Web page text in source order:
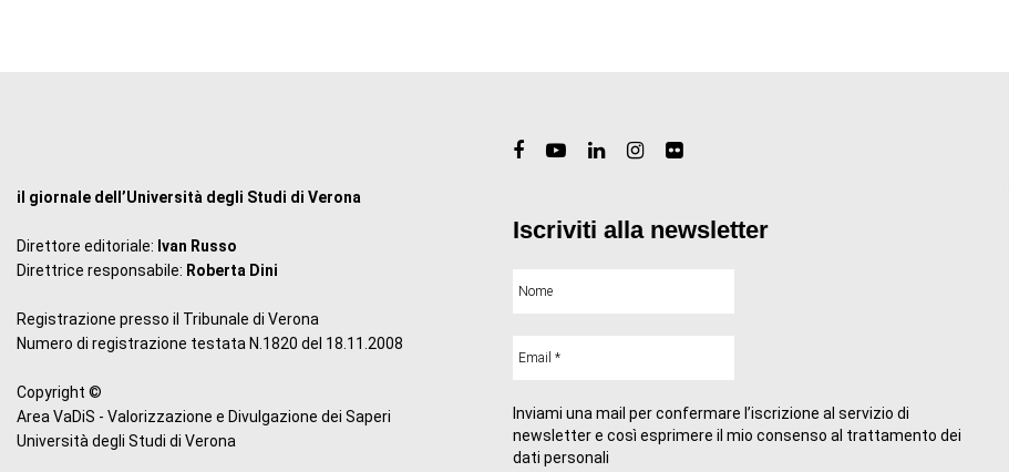
il giornale dell’Università degli Studi di Verona
Direttore editoriale: Ivan Russo
Direttrice responsabile: Roberta Dini
Registrazione presso il Tribunale di Verona
Numero di registrazione testata N.1820 del 18.11.2008
Copyright ©
Area VaDiS - Valorizzazione e Divulgazione dei Saperi
Università degli Studi di Verona
Iscriviti alla newsletter
Inviami una mail per confermare l’iscrizione al servizio di
newsletter e così esprimere il mio consenso al trattamento dei
dati personali